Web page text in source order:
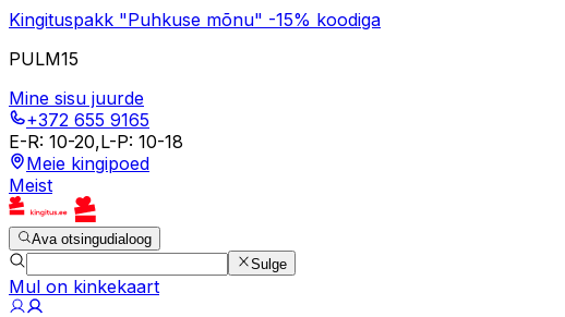
Kingituspakk "Puhkuse mõnu" -15% koodiga
PULM15
Mine sisu juurde
+372 655 9165
E-R: 10-20,L-P: 10-18
Meie kingipoed
Meist
Ava otsingudialoog
Sulge
Mul on kinkekaart